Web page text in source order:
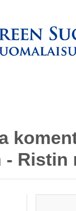
- Ristin